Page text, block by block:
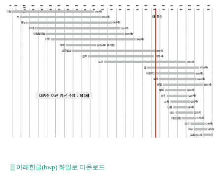
▒ 아래한글(hwp) 화일로 다운로드